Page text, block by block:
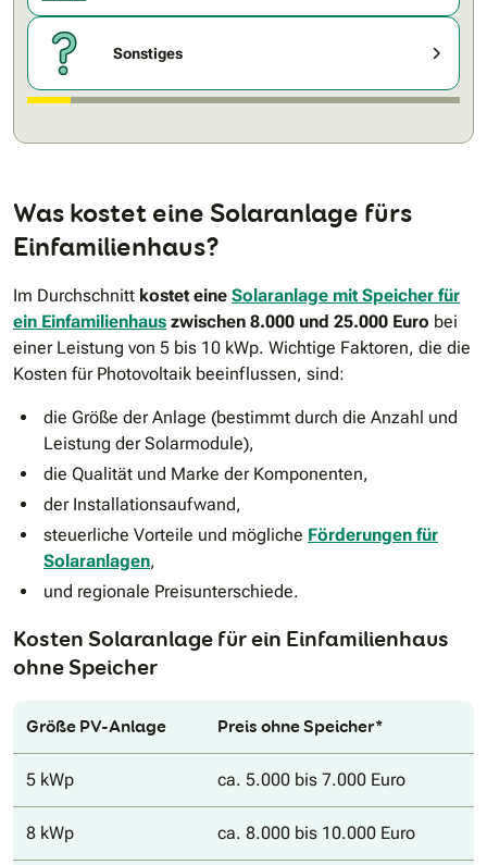
Sonstiges
Was kostet eine Solaranlage fürs
Einfamilienhaus?
Im Durchschnitt kostet eine Solaranlage mit Speicher für
ein Einfamilienhaus zwischen 8.000 und 25.000 Euro bei
einer Leistung von 5 bis 10 kWp. Wichtige Faktoren, die die
Kosten für Photovoltaik beeinflussen, sind:
die Größe der Anlage (bestimmt durch die Anzahl und
Leistung der Solarmodule),
die Qualität und Marke der Komponenten,
der Installationsaufwand,
steuerliche Vorteile und mögliche Förderungen für
Solaranlagen,
und regionale Preisunterschiede.
Kosten Solaranlage für ein Einfamilienhaus
ohne Speicher
Größe PV-Anlage Preis ohne Speicher*
5 kWp ca. 5.000 bis 7.000 Euro
8 kWp ca. 8.000 bis 10.000 Euro